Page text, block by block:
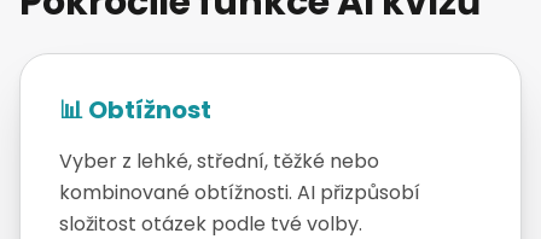
📊 Obtížnost
Vyber z lehké, střední, těžké nebo
kombinované obtížnosti. AI přizpůsobí
složitost otázek podle tvé volby.